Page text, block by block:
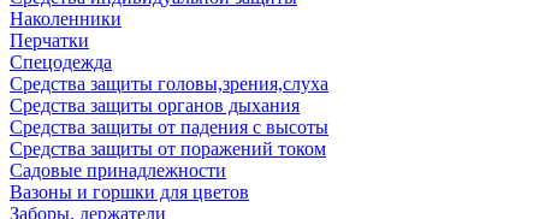
Наколенники
Перчатки
Спецодежда
Средства защиты головы,зрения,слуха
Средства защиты органов дыхания
Средства защиты от падения с высоты
Средства защиты от поражений током
Садовые принадлежности
Вазоны и горшки для цветов
Заборы, держатели